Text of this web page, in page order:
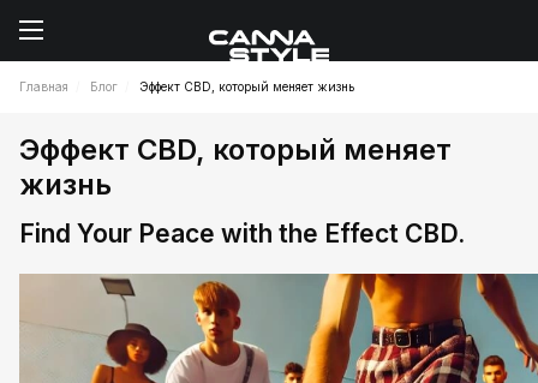
Главная Блог Эффект CBD, который меняет жизнь
Эффект CBD, который меняет
жизнь
Find Your Peace with the Effect CBD.